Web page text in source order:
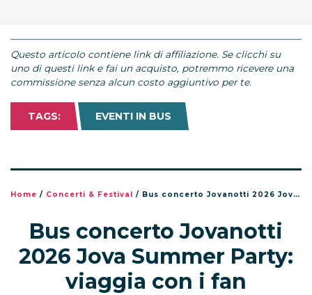
Questo articolo contiene link di affiliazione. Se clicchi su
uno di questi link e fai un acquisto, potremmo ricevere una
commissione senza alcun costo aggiuntivo per te.
TAGS: EVENTI IN BUS
Home / Concerti & Festival / Bus concerto Jovanotti 2026 Jova Summer Party: viaggia con i fan
Bus concerto Jovanotti
2026 Jova Summer Party:
viaggia con i fan